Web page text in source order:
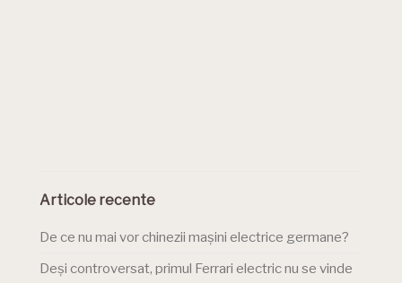
Articole recente
De ce nu mai vor chinezii mașini electrice germane?
Deși controversat, primul Ferrari electric nu se vinde